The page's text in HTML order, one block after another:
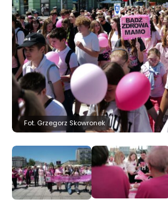
Fot. Grzegorz Skowronek